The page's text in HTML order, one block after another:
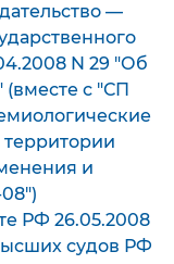
—
N 29 "Об
с "СП
территории
и
РФ 26.05.2008
судов РФ